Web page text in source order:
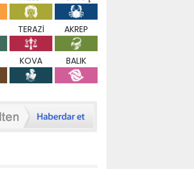
TERAZİ AKREP
KOVA BALIK